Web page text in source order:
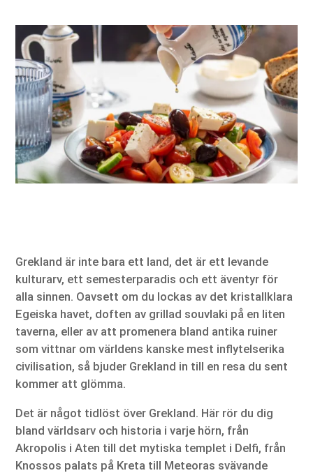
Grekland är inte bara ett land, det är ett levande
kulturarv, ett semesterparadis och ett äventyr för
alla sinnen. Oavsett om du lockas av det kristallklara
Egeiska havet, doften av grillad souvlaki på en liten
taverna, eller av att promenera bland antika ruiner
som vittnar om världens kanske mest inflytelserika
civilisation, så bjuder Grekland in till en resa du sent
kommer att glömma.
Det är något tidlöst över Grekland. Här rör du dig
bland världsarv och historia i varje hörn, från
Akropolis i Aten till det mytiska templet i Delfi, från
Knossos palats på Kreta till Meteoras svävande